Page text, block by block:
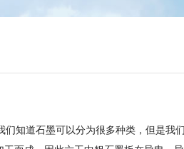
知道石墨可以分为很多种类，但是我